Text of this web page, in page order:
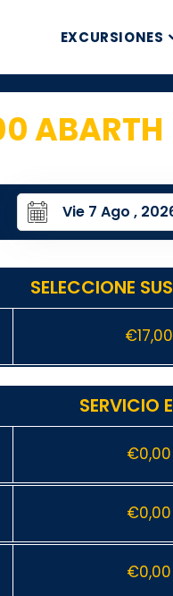
EXCURSIONES
ABARTH
SELECCIONE
€17,00
SERVICIO
€0,00
€0,00
€0,00